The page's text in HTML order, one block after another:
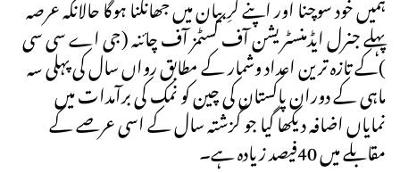
پہلے جنرل ایڈمنسٹریشن آف کسٹمز آف چائنہ (جی اے سی سی
)کے تازہ ترین اعداد وشمار کے مطابق رواں سال کی پہلی سہ
ماہی کے دوران پاکستان کی چین کو نمک کی برآمدات میں
نمایاں اضافہ دیکھا گیا جو گزشتہ سال کے اسی عرصے کے
مقابلے میں 40فیصد زیادہ ہے۔